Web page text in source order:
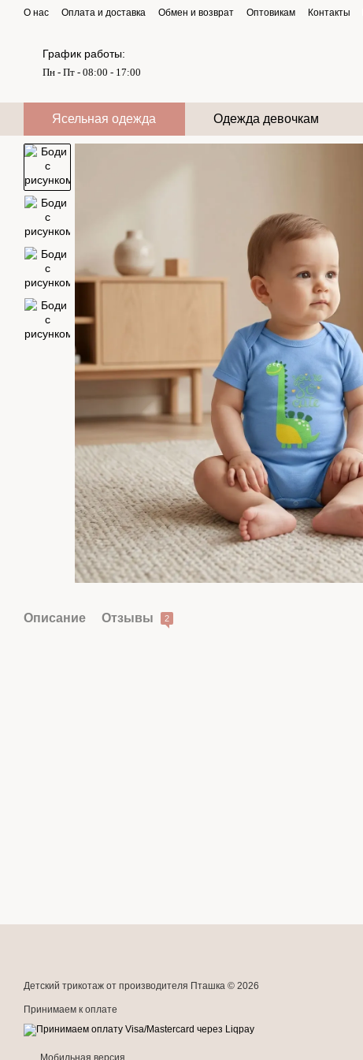
Перейти к основному контенту
О нас Оплата и доставка Обмен и возврат Оптовикам Контакты
График работы:
Пн - Пт - 08:00 - 17:00
Ясельная одежда Одежда девочкам
Описание Отзывы 2
Детский трикотаж от производителя Пташка © 2026
Принимаем к оплате
Мобильная версия